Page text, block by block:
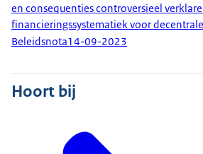
en consequenties controversieel
financieringssystematiek voor
Beleidsnota14-09-2023
Hoort bij